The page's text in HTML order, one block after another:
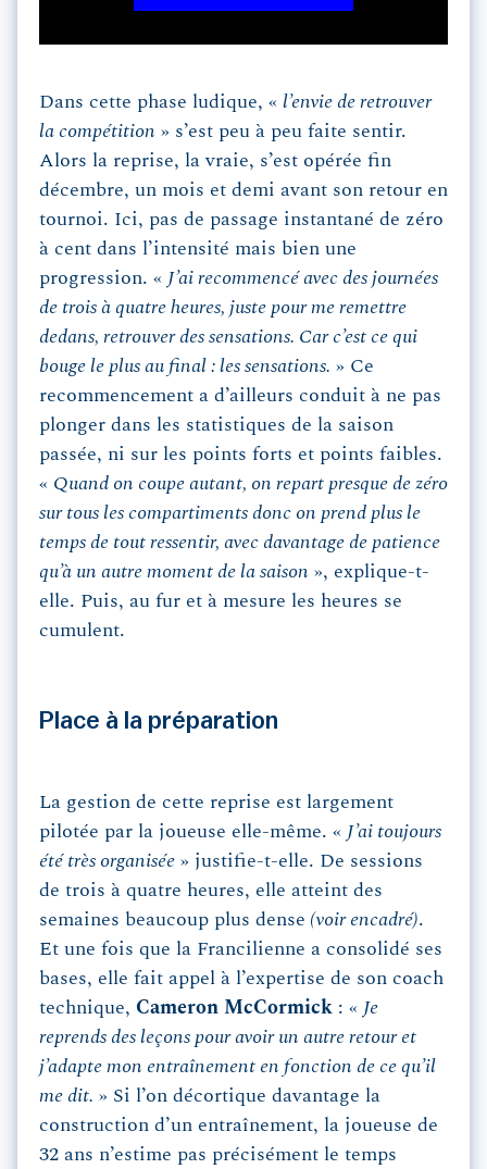
Dans cette phase ludique, « l’envie de retrouver
la compétition » s’est peu à peu faite sentir.
Alors la reprise, la vraie, s’est opérée fin
décembre, un mois et demi avant son retour en
tournoi. Ici, pas de passage instantané de zéro
à cent dans l’intensité mais bien une
progression. « J’ai recommencé avec des journées
de trois à quatre heures, juste pour me remettre
dedans, retrouver des sensations. Car c’est ce qui
bouge le plus au final : les sensations. » Ce
recommencement a d’ailleurs conduit à ne pas
plonger dans les statistiques de la saison
passée, ni sur les points forts et points faibles.
« Quand on coupe autant, on repart presque de zéro
sur tous les compartiments donc on prend plus le
temps de tout ressentir, avec davantage de patience
qu’à un autre moment de la saison », explique-t-
elle. Puis, au fur et à mesure les heures se
cumulent.
Place à la préparation
La gestion de cette reprise est largement
pilotée par la joueuse elle-même. « J’ai toujours
été très organisée » justifie-t-elle. De sessions
de trois à quatre heures, elle atteint des
semaines beaucoup plus dense (voir encadré).
Et une fois que la Francilienne a consolidé ses
bases, elle fait appel à l’expertise de son coach
technique, Cameron McCormick : « Je
reprends des leçons pour avoir un autre retour et
j’adapte mon entraînement en fonction de ce qu’il
me dit. » Si l’on décortique davantage la
construction d’un entraînement, la joueuse de
32 ans n’estime pas précisément le temps